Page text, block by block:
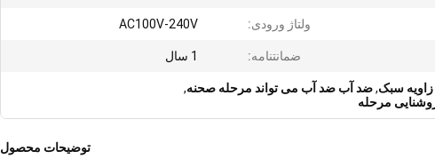
ولتاژ ورودی: AC100V-240V
ضمانتنامه: 1 سال
,ضد آب ضد آب می تواند مرحله صحنه,
توضیحات محصول